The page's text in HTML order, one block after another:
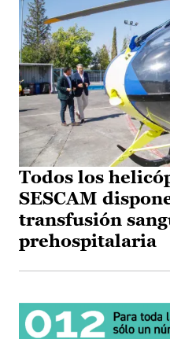
Todos los
SESCAM
transfusión
prehospitalaria